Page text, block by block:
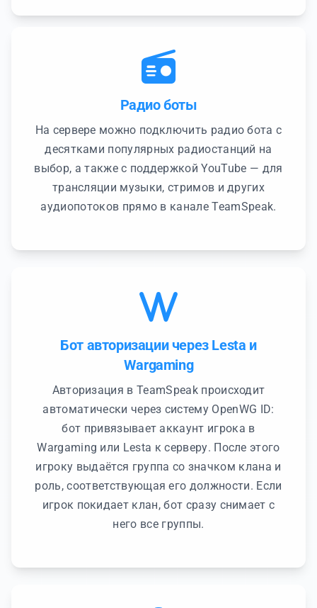
Радио боты
На сервере можно подключить радио бота с
десятками популярных радиостанций на
выбор, а также с поддержкой YouTube — для
трансляции музыки, стримов и других
аудиопотоков прямо в канале TeamSpeak.
Бот авторизации через Lesta и
Wargaming
Авторизация в TeamSpeak происходит
автоматически через систему OpenWG ID:
бот привязывает аккаунт игрока в
Wargaming или Lesta к серверу. После этого
игроку выдаётся группа со значком клана и
роль, соответствующая его должности. Если
игрок покидает клан, бот сразу снимает с
него все группы.